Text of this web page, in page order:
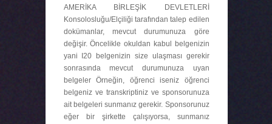
AMERİKA BİRLEŞİK DEVLETLERİ
Konsolosluğu/Elçiliği tarafından talep edilen
dokümanlar, mevcut durumunuza göre
değişir. Öncelikle okuldan kabul belgenizin
yani I20 belgenizin size ulaşması gerekir
sonrasında mevcut durumunuza uyan
belgeler Örneğin, öğrenci iseniz öğrenci
belgeniz ve transkriptiniz ve sponsorunuza
ait belgeleri sunmanız gerekir. Sponsorunuz
eğer bir şirkette çalışıyorsa, sunmanız